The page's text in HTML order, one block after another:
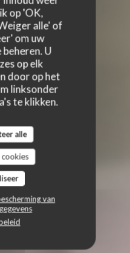
op 'OK,
alle' of
om uw
U
op elk
door op het
linksonder
te klikken.
alle
cookies
van